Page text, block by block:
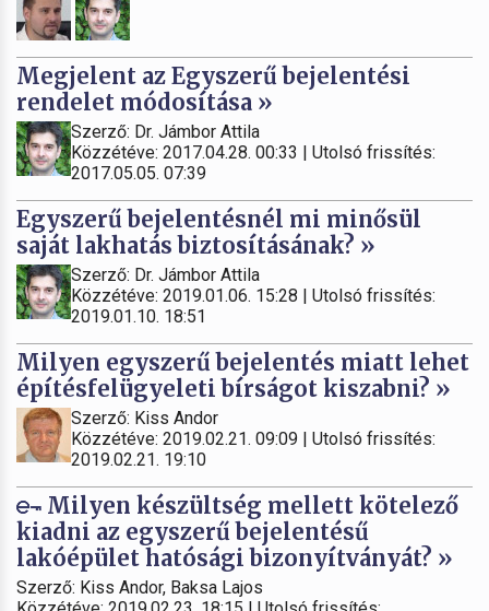
Megjelent az Egyszerű bejelentési
rendelet módosítása »
Szerző: Dr. Jámbor Attila
Közzétéve: 2017.04.28. 00:33 | Utolsó frissítés:
2017.05.05. 07:39
Egyszerű bejelentésnél mi minősül
saját lakhatás biztosításának? »
Szerző: Dr. Jámbor Attila
Közzétéve: 2019.01.06. 15:28 | Utolsó frissítés:
2019.01.10. 18:51
Milyen egyszerű bejelentés miatt lehet
építésfelügyeleti bírságot kiszabni? »
Szerző: Kiss Andor
Közzétéve: 2019.02.21. 09:09 | Utolsó frissítés:
2019.02.21. 19:10
Milyen készültség mellett kötelező
kiadni az egyszerű bejelentésű
lakóépület hatósági bizonyítványát? »
Szerző: Kiss Andor, Baksa Lajos